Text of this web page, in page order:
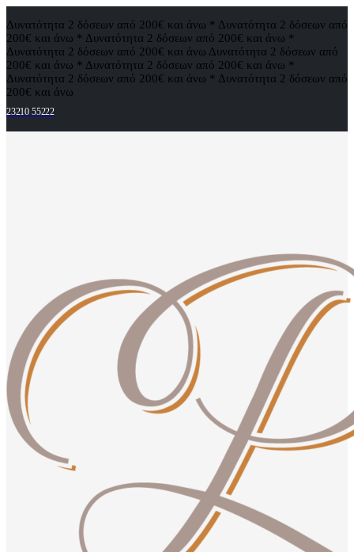
Δυνατότητα 2 δόσεων από 200€ και άνω * Δυνατότητα 2 δόσεων από
200€ και άνω * Δυνατότητα 2 δόσεων από 200€ και άνω *
Δυνατότητα 2 δόσεων από 200€ και άνω Δυνατότητα 2 δόσεων από
200€ και άνω * Δυνατότητα 2 δόσεων από 200€ και άνω *
Δυνατότητα 2 δόσεων από 200€ και άνω * Δυνατότητα 2 δόσεων από
200€ και άνω
23210 55222